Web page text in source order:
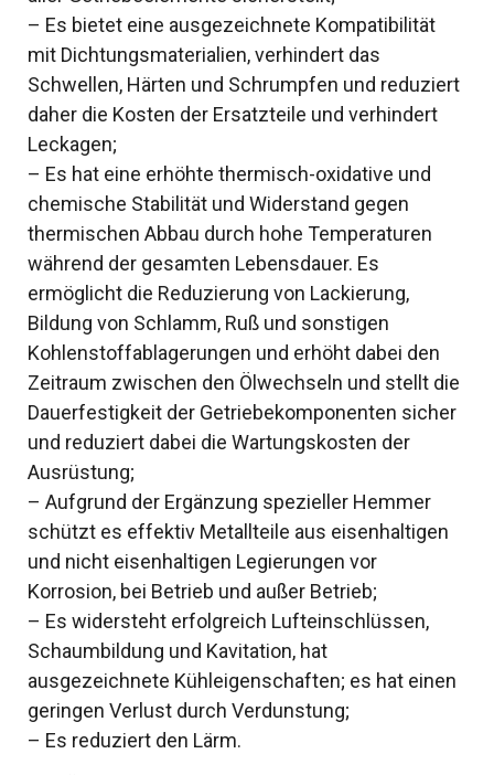
– Es bietet eine ausgezeichnete Kompatibilität
mit Dichtungsmaterialien, verhindert das
Schwellen, Härten und Schrumpfen und reduziert
daher die Kosten der Ersatzteile und verhindert
Leckagen;
– Es hat eine erhöhte thermisch-oxidative und
chemische Stabilität und Widerstand gegen
thermischen Abbau durch hohe Temperaturen
während der gesamten Lebensdauer. Es
ermöglicht die Reduzierung von Lackierung,
Bildung von Schlamm, Ruß und sonstigen
Kohlenstoffablagerungen und erhöht dabei den
Zeitraum zwischen den Ölwechseln und stellt die
Dauerfestigkeit der Getriebekomponenten sicher
und reduziert dabei die Wartungskosten der
Ausrüstung;
– Aufgrund der Ergänzung spezieller Hemmer
schützt es effektiv Metallteile aus eisenhaltigen
und nicht eisenhaltigen Legierungen vor
Korrosion, bei Betrieb und außer Betrieb;
– Es widersteht erfolgreich Lufteinschlüssen,
Schaumbildung und Kavitation, hat
ausgezeichnete Kühleigenschaften; es hat einen
geringen Verlust durch Verdunstung;
– Es reduziert den Lärm.